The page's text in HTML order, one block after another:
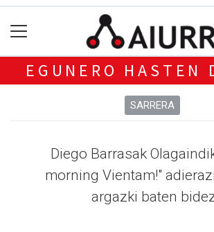
EGUNERO HASTEN
SARRERA
Diego Barrasak
morning Vientam!"
argazki baten